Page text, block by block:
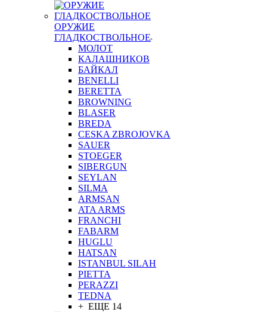
ОРУЖИЕ
ГЛАДКОСТВОЛЬНОЕ
МОЛОТ
КАЛАШНИКОВ
БАЙКАЛ
BENELLI
BERETTA
BROWNING
BLASER
BREDA
CESKA ZBROJOVKA
SAUER
STOEGER
SIBERGUN
SEYLAN
SILMA
ARMSAN
ATA ARMS
FRANCHI
FABARM
HUGLU
HATSAN
ISTANBUL SILAH
PIETTA
PERAZZI
TEDNA
+ ЕЩЕ 14